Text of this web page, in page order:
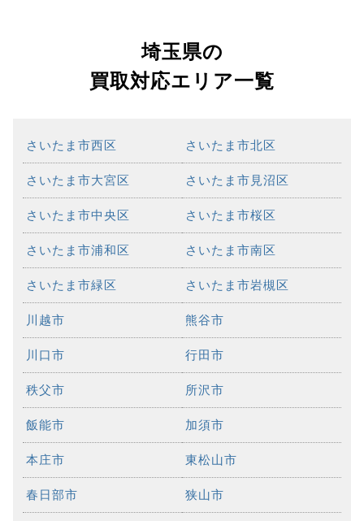
埼玉県の
買取対応エリア一覧
さいたま市西区 さいたま市北区
さいたま市大宮区 さいたま市見沼区
さいたま市中央区 さいたま市桜区
さいたま市浦和区 さいたま市南区
さいたま市緑区 さいたま市岩槻区
川越市 熊谷市
川口市 行田市
秩父市 所沢市
飯能市 加須市
本庄市 東松山市
春日部市 狭山市